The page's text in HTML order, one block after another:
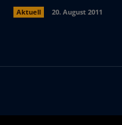
Aktuell 20. August 2011